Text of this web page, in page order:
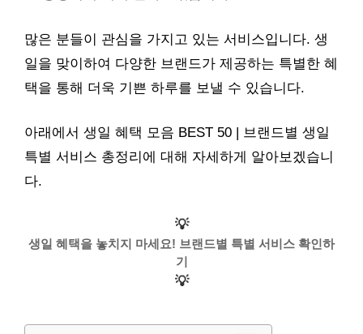
많은 분들이 관심을 가지고 있는 서비스입니다. 생
일을 맞이하여 다양한 브랜드가 제공하는 특별한 혜
택을 통해 더욱 기쁜 하루를 보낼 수 있습니다.
아래에서 생일 혜택 모음 BEST 50 | 브랜드별 생일
특별 서비스 총정리에 대해 자세하게 알아보겠습니
다.
💡
생일 혜택을 놓치지 마세요! 브랜드별 특별 서비스 확인하
기
💡